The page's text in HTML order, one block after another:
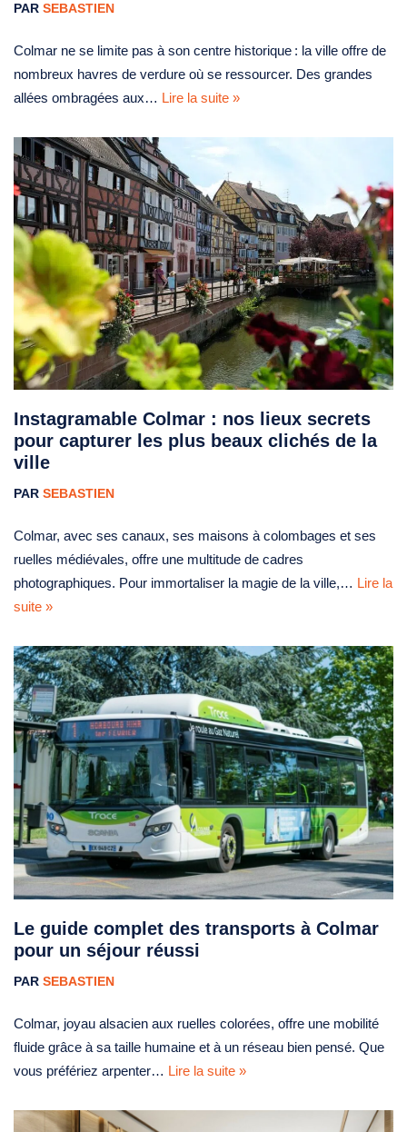
PAR SEBASTIEN
Colmar ne se limite pas à son centre historique : la ville offre de
nombreux havres de verdure où se ressourcer. Des grandes
allées ombragées aux… Lire la suite »
Instagramable Colmar : nos lieux secrets
pour capturer les plus beaux clichés de la
ville
PAR SEBASTIEN
Colmar, avec ses canaux, ses maisons à colombages et ses
ruelles médiévales, offre une multitude de cadres
photographiques. Pour immortaliser la magie de la ville,… Lire la
suite »
Le guide complet des transports à Colmar
pour un séjour réussi
PAR SEBASTIEN
Colmar, joyau alsacien aux ruelles colorées, offre une mobilité
fluide grâce à sa taille humaine et à un réseau bien pensé. Que
vous préfériez arpenter… Lire la suite »